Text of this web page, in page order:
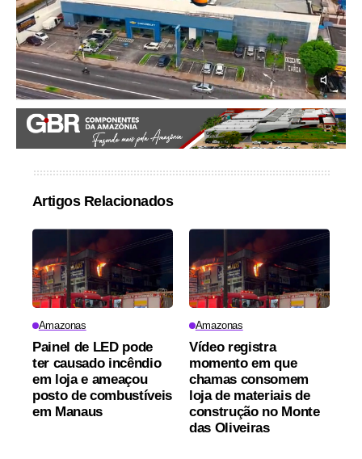
Artigos Relacionados
Amazonas
Painel de LED pode
ter causado incêndio
em loja e ameaçou
posto de combustíveis
em Manaus
Amazonas
Vídeo registra
momento em que
chamas consomem
loja de materiais de
construção no Monte
das Oliveiras